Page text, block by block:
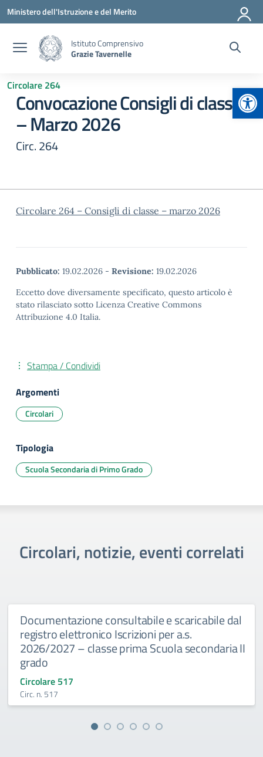
Vai ai contenuti
Vai al menu di navigazione
Vai al footer
Ministero dell'Istruzione e del Merito
Istituto Comprensivo
Grazie Tavernelle
Circolare 264
Convocazione Consigli di classe
– Marzo 2026
Circ. 264
Circolare 264 – Consigli di classe – marzo 2026
Pubblicato: 19.02.2026 - Revisione: 19.02.2026
Eccetto dove diversamente specificato, questo articolo è
stato rilasciato sotto Licenza Creative Commons
Attribuzione 4.0 Italia.
Stampa / Condividi
Argomenti
Circolari
Tipologia
Scuola Secondaria di Primo Grado
Circolari, notizie, eventi correlati
Documentazione consultabile e scaricabile dal
registro elettronico Iscrizioni per a.s.
2026/2027 – classe prima Scuola secondaria II
grado
Circolare 517
Circ. n. 517